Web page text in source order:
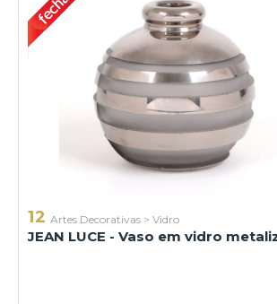
12 Artes Decorativas > Vidro
JEAN LUCE - Vaso em vidro